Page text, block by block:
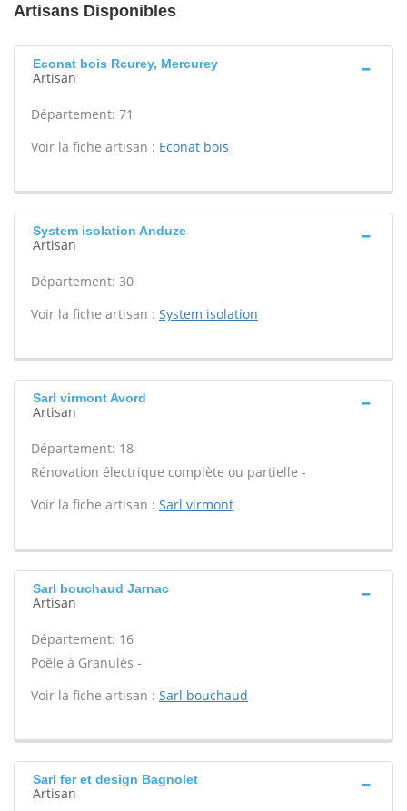
Artisans Disponibles
Econat bois Rcurey, Mercurey
Artisan
Département: 71
Voir la fiche artisan : Econat bois
System isolation Anduze
Artisan
Département: 30
Voir la fiche artisan : System isolation
Sarl virmont Avord
Artisan
Département: 18
Rénovation électrique complète ou partielle -
Voir la fiche artisan : Sarl virmont
Sarl bouchaud Jarnac
Artisan
Département: 16
Poêle à Granulés -
Voir la fiche artisan : Sarl bouchaud
Sarl fer et design Bagnolet
Artisan